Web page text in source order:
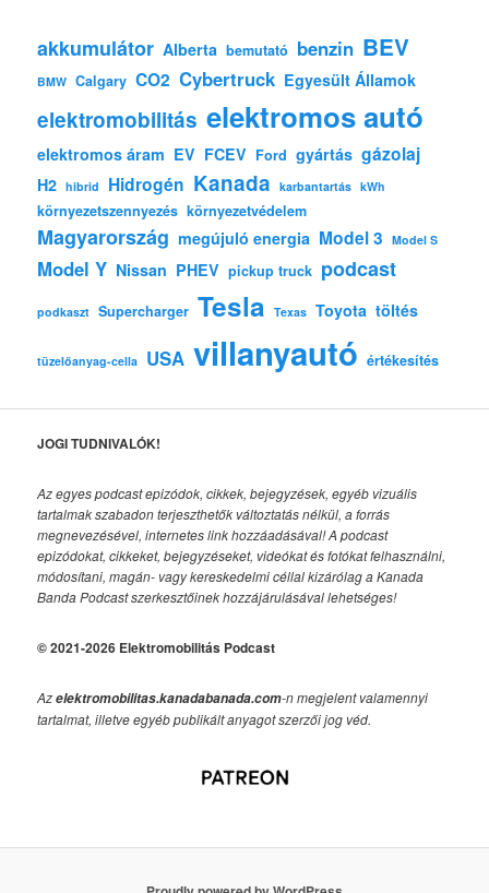
akkumulátor Alberta bemutató benzin BEV
BMW Calgary CO2 Cybertruck Egyesült Államok
elektromobilitás elektromos autó
elektromos áram EV FCEV Ford gyártás gázolaj
H2 hibrid Hidrogén Kanada karbantartás kWh
környezetszennyezés környezetvédelem
Magyarország megújuló energia Model 3 Model S
Model Y Nissan PHEV pickup truck podcast
podkaszt Supercharger Tesla Texas Toyota töltés
tüzelőanyag-cella USA villanyautó értékesítés
JOGI TUDNIVALÓK!
Az egyes podcast epizódok, cikkek, bejegyzések, egyéb vizuális
tartalmak szabadon terjeszthetők változtatás nélkül, a forrás
megnevezésével, internetes link hozzáadásával!A podcast
epizódokat, cikkeket, bejegyzéseket, videókat és fotókat felhasználni,
módosítani, magán- vagy kereskedelmi céllal kizárólag a Kanada
Banda Podcast szerkesztőinek hozzájárulásával lehetséges!
© 2021-2026 Elektromobilitás Podcast
Azelektromobilitas.kanadabanada.com-n megjelent valamennyi
tartalmat, illetve egyéb publikált anyagot szerzői jog véd.